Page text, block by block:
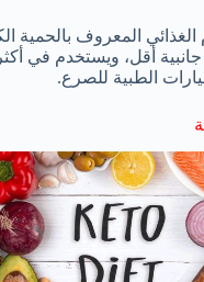
المعروف بالحمية
الطبية للصرع.